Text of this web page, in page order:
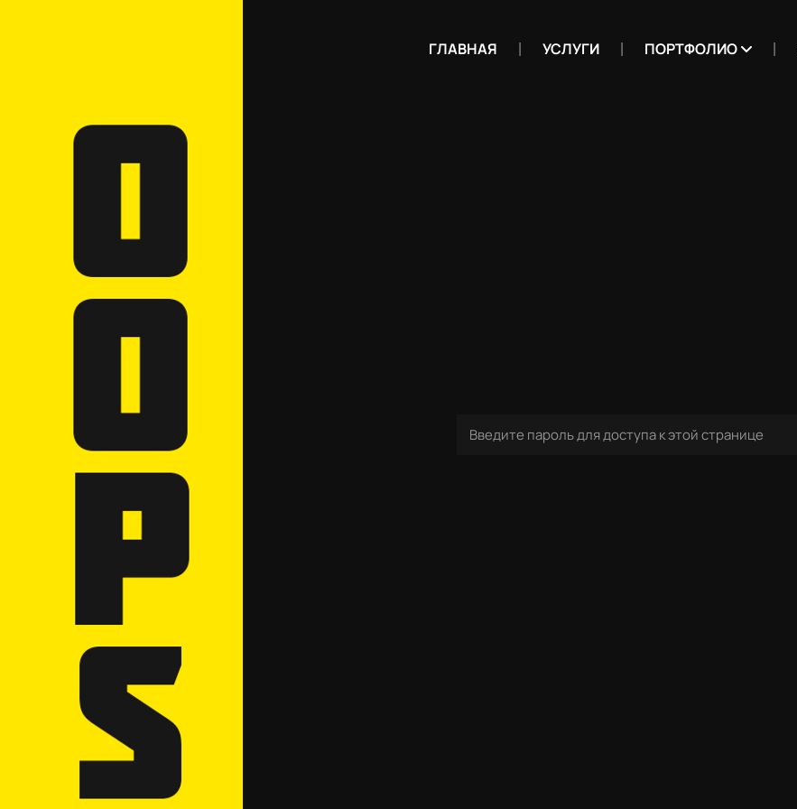
ГЛАВНАЯ УСЛУГИ ПОРТФОЛИО